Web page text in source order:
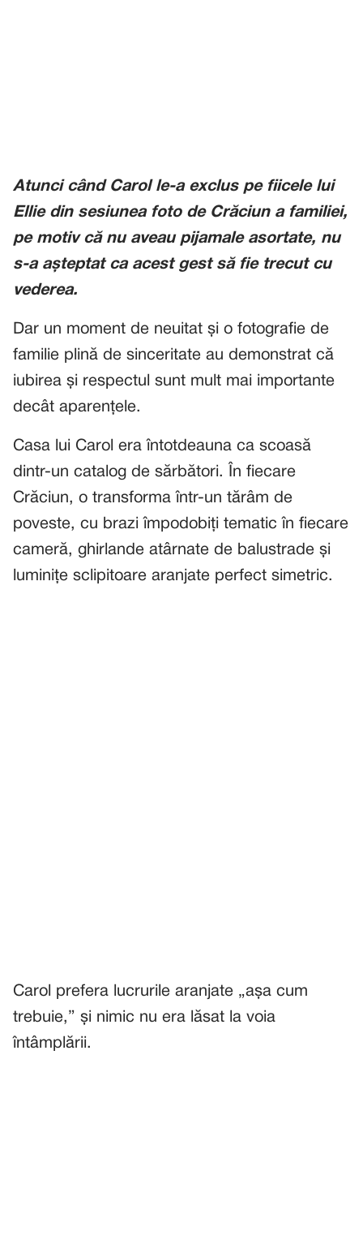
Atunci când Carol le-a exclus pe fiicele lui
Ellie din sesiunea foto de Crăciun a familiei,
pe motiv că nu aveau pijamale asortate, nu
s-a așteptat ca acest gest să fie trecut cu
vederea.
Dar un moment de neuitat și o fotografie de
familie plină de sinceritate au demonstrat că
iubirea și respectul sunt mult mai importante
decât aparențele.
Casa lui Carol era întotdeauna ca scoasă
dintr-un catalog de sărbători. În fiecare
Crăciun, o transforma într-un tărâm de
poveste, cu brazi împodobiți tematic în fiecare
cameră, ghirlande atârnate de balustrade și
luminițe sclipitoare aranjate perfect simetric.
Carol prefera lucrurile aranjate „așa cum
trebuie,” și nimic nu era lăsat la voia
întâmplării.